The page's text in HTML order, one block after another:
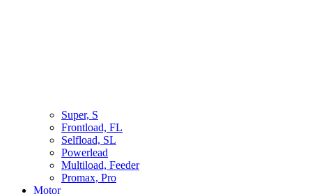
Super, S
Frontload, FL
Selfload, SL
Powerlead
Multiload, Feeder
Promax, Pro
Motor